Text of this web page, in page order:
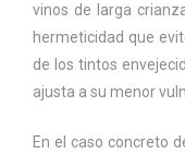
vinos de larga
hermeticidad que
de los tintos
ajusta a su menor
En el caso concreto